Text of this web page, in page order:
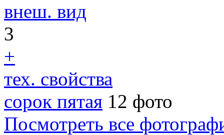
внеш. вид
3
+
тех. свойства
сорок пятая 12 фото
Посмотреть все